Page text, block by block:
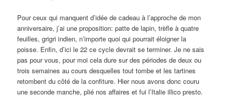
Pour ceux qui manquent d’idée de cadeau à l’approche de mon
anniversaire, j’ai une proposition: patte de lapin, trèfle à quatre
feuilles, grigri indien, n’importe quoi qui pourrait éloigner la
poisse. Enfin, d’ici le 22 ce cycle devrait se terminer. Je ne sais
pas pour vous, pour moi cela dure sur des périodes de deux ou
trois semaines au cours desquelles tout tombe et les tartines
retombent du côté de la confiture. Hier nous avons donc couru
une seconde manche, plié nos affaires et fui l’Italie illico presto.